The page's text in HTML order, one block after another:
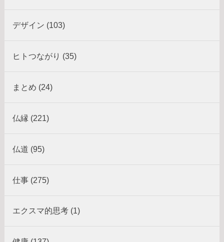
デザイン (103)
ヒトつながり (35)
まとめ (24)
仏縁 (221)
仏道 (95)
仕事 (275)
エクスマ的思考 (1)